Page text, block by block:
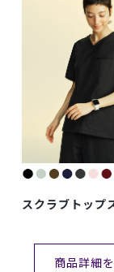
スクラブトップ
商品詳細